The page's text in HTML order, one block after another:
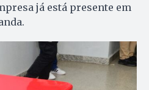
já está presente em